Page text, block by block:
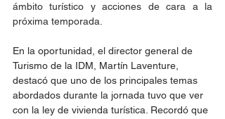
ámbito turístico y acciones de cara a la
próxima temporada.
En la oportunidad, el director general de
Turismo de la IDM, Martín Laventure,
destacó que uno de los principales temas
abordados durante la jornada tuvo que ver
con la ley de vivienda turística. Recordó que